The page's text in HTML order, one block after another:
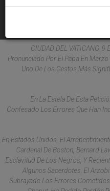
JAN 09, 2001 00:00
CIUDAD DEL VATICANO, 9
Pronunciado Por El Papa En
Uno De Los Gestos Más
En La Estela De Esta
Confesado Los Errores Que Han
En Estados Unidos, El
Cardenal De Boston, Bernard
Esclavitud De Los Negros, Y
Algunos Sacerdotes. El
Subrayado Los Errores